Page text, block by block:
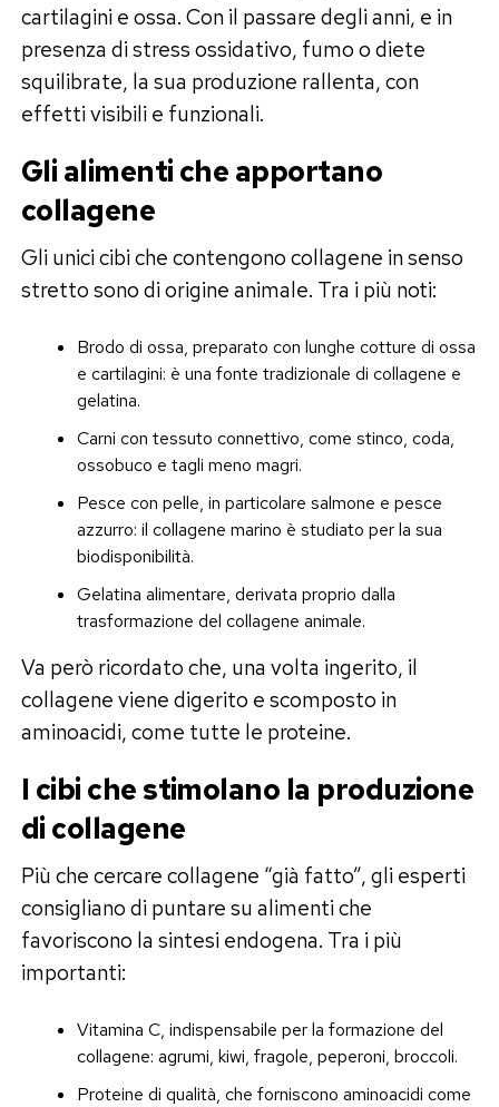
cartilagini e ossa. Con il passare degli anni, e in
presenza di stress ossidativo, fumo o diete
squilibrate, la sua produzione rallenta, con
effetti visibili e funzionali.
Gli alimenti che apportano
collagene
Gli unici cibi che contengono collagene in senso
stretto sono di origine animale. Tra i più noti:
Brodo di ossa, preparato con lunghe cotture di ossa
e cartilagini: è una fonte tradizionale di collagene e
gelatina.
Carni con tessuto connettivo, come stinco, coda,
ossobuco e tagli meno magri.
Pesce con pelle, in particolare salmone e pesce
azzurro: il collagene marino è studiato per la sua
biodisponibilità.
Gelatina alimentare, derivata proprio dalla
trasformazione del collagene animale.
Va però ricordato che, una volta ingerito, il
collagene viene digerito e scomposto in
aminoacidi, come tutte le proteine.
I cibi che stimolano la produzione
di collagene
Più che cercare collagene “già fatto”, gli esperti
consigliano di puntare su alimenti che
favoriscono la sintesi endogena. Tra i più
importanti:
Vitamina C, indispensabile per la formazione del
collagene: agrumi, kiwi, fragole, peperoni, broccoli.
Proteine di qualità, che forniscono aminoacidi come